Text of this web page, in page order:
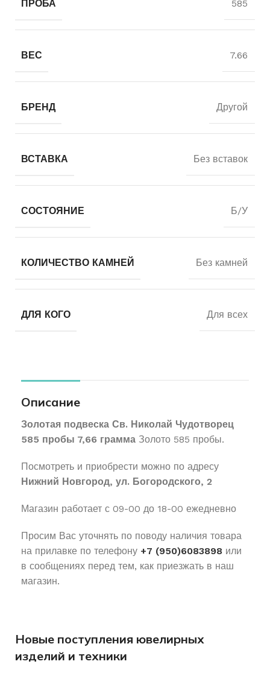
ПРОБА 585
ВЕС 7.66
БРЕНД Другой
ВСТАВКА Без вставок
СОСТОЯНИЕ Б/У
КОЛИЧЕСТВО КАМНЕЙ Без камней
ДЛЯ КОГО Для всех
Описание
Золотая подвеска Св. Николай Чудотворец
585 пробы 7,66 грамма Золото 585 пробы.
Посмотреть и приобрести можно по адресу
Нижний Новгород, ул. Богородского, 2
Магазин работает с 09-00 до 18-00 ежедневно
Просим Вас уточнять по поводу наличия товара
на прилавке по телефону +7 (950)6083898 или
в сообщениях перед тем, как приезжать в наш
магазин.
Новые поступления ювелирных
изделий и техники